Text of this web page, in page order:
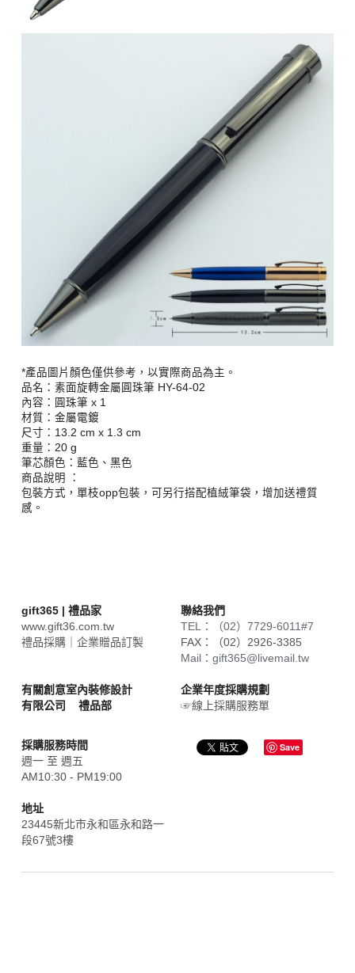
*產品圖片顏色僅供參考，以實際商品為主。
品名：素面旋轉金屬圓珠筆 HY-64-02
內容：圓珠筆 x 1
材質：金屬電鍍
尺寸：13.2 cm x 1.3 cm
重量：20 g
筆芯顏色：藍色、黑色
商品說明 ：
包裝方式，單枝opp包裝，可另行搭配植絨筆袋，增加送禮質
感。
gift365 | 禮品家
www.gift36.com.tw
禮品採購｜企業贈品訂製
有關創意室內裝修設計
有限公司    禮品部
聯絡我們
TEL：（02）7729-6011#7
FAX：
（02）2926-3385
Mail：gift365@livemail.tw
企業年度採購規劃
☞線上採購服務單
採購服務時間
週一 至 週五
AM10:30 - PM19:00
地址
23445新北市永和區永和路一
段67號3樓
Save